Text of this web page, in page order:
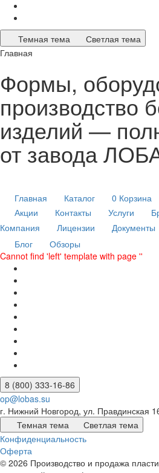
Темная тема
Светлая тема
Главная
Формы,
производство
изделий —
от завода
Главная Каталог 0 Корзина
Акции
Контакты Услуги
Компания
Лицензии Документы
Блог
Обзоры
Cannot find 'left' template with page ''
8 (800) 333-16-86
op@lobas.su
г. Нижний Новгород, ул. Правдинская
Темная тема
Светлая тема
Конфиденциальность
Оферта
© 2026 Производство и продажа